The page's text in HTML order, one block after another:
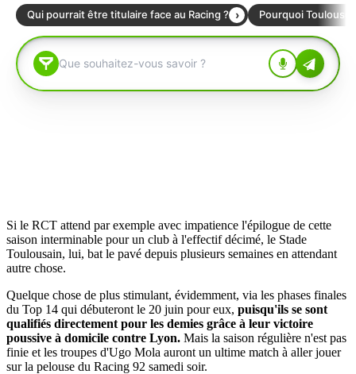
Si le RCT attend par exemple avec impatience l'épilogue de cette
saison interminable pour un club à l'effectif décimé, le Stade
Toulousain, lui, bat le pavé depuis plusieurs semaines en attendant
autre chose.
Quelque chose de plus stimulant, évidemment, via les phases finales
du Top 14 qui débuteront le 20 juin pour eux, puisqu'ils se sont
qualifiés directement pour les demies grâce à leur victoire
poussive à domicile contre Lyon. Mais la saison régulière n'est pas
finie et les troupes d'Ugo Mola auront un ultime match à aller jouer
sur la pelouse du Racing 92 samedi soir.